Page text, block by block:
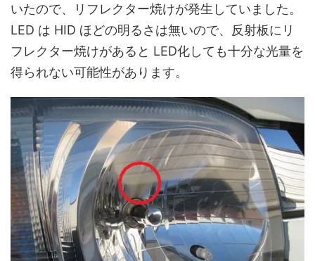
いたので、リフレクター焼けが発生していました。
LED は HID ほどの明るさは無いので、反射板にリ
フレクター焼けがあると LED化しても十分な光量を
得られない可能性があります。